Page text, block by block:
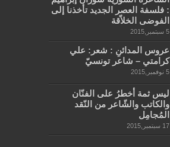
: فلسفة العصر الجديد تأخذنا إلى
الفوضى الخلاّقة
5 سبتمبر,2015
عروس المدائنِ : شعر: علي
كرامتي – شاعر تونسيّ
5 نوفمبر,2015
ليس ثمة أخطرُ على الفنّان
والكاتب والشّاعر من النّقد
المُجامِل
17 سبتمبر,2015